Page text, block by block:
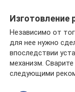
Изготовление
Независимо от
для нее нужно
впоследствии
механизм. Сварите
следующими